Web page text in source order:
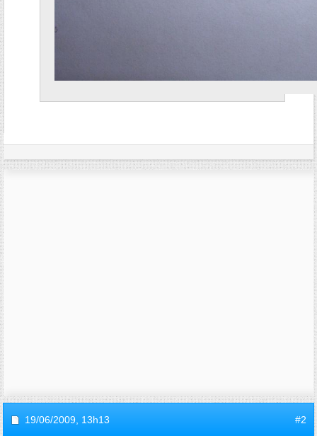
19/06/2009, 13h13 #2